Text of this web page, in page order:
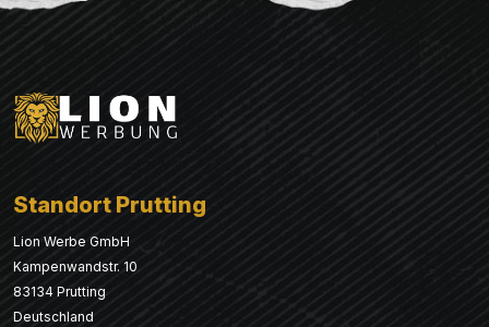
Standort Prutting
Lion Werbe GmbH
Kampenwandstr. 10
83134 Prutting
Deutschland